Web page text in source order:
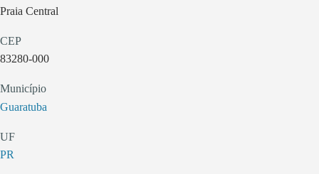
Praia Central
CEP
83280-000
Município
Guaratuba
UF
PR